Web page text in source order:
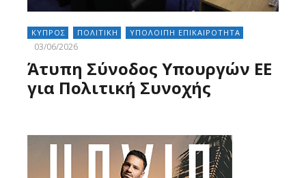
ΚΥΠΡΟΣ ΠΟΛΙΤΙΚΗ ΥΠΟΛΟΙΠΗ ΕΠΙΚΑΙΡΟΤΗΤΑ
03/06/2026
Άτυπη Σύνοδος Υπουργών ΕΕ
για Πολιτική Συνοχής